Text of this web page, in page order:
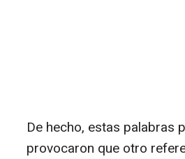
De hecho, estas palabras
provocaron que otro